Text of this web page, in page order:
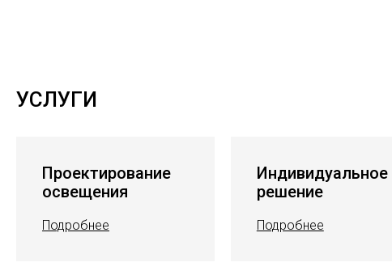
УСЛУГИ
Проектирование
освещения
Подробнее
Индивидуальное
решение
Подробнее